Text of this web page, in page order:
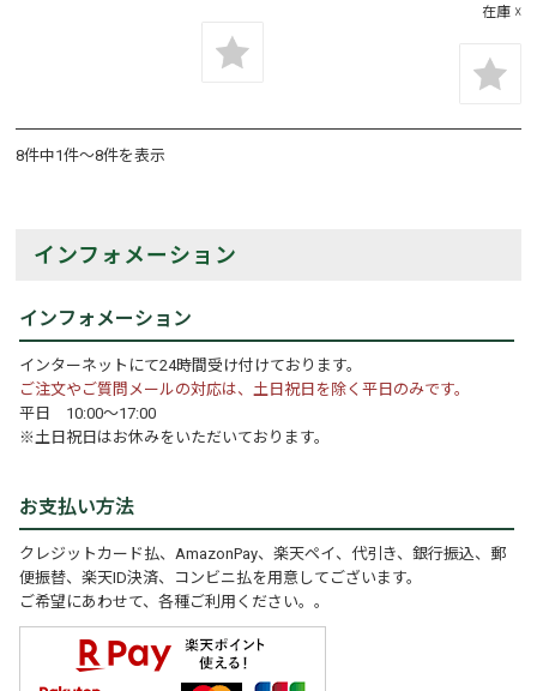
在庫 ☓
8件中1件～8件を表示
インフォメーション
インフォメーション
インターネットにて24時間受け付けております。
ご注文やご質問メールの対応は、土日祝日を除く平日のみです。
平日 10:00～17:00
※土日祝日はお休みをいただいております。
お支払い方法
クレジットカード払、AmazonPay、楽天ペイ、代引き、銀行振込、郵
便振替、楽天ID決済、コンビニ払を用意してございます。
ご希望にあわせて、各種ご利用ください。。